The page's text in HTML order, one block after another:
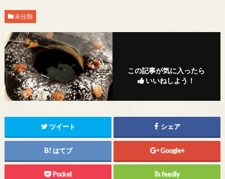
未分類
この記事が気に入ったら
いいねしよう！
ツイート シェア
はてブ Google+
Pocket feedly